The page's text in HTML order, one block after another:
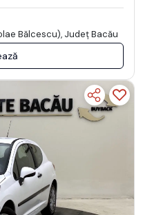
Bălcescu), Județ Bacău